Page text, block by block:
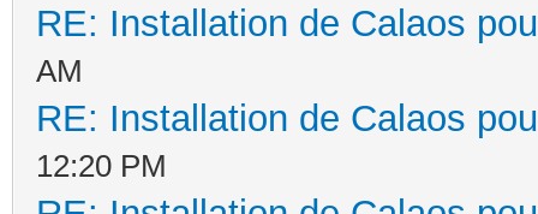
RE: Installation de Calaos
AM
RE: Installation de Calaos
12:20 PM